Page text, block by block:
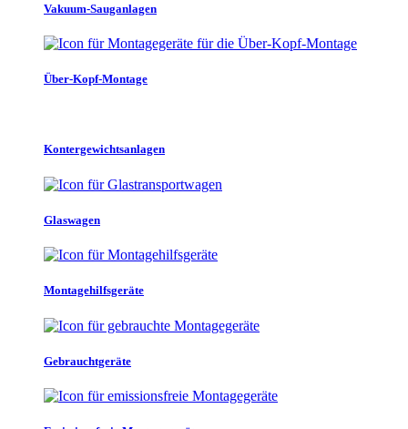
Vakuum-Sauganlagen
Über-Kopf-Montage
Kontergewichtsanlagen
Glaswagen
Montagehilfsgeräte
Gebrauchtgeräte